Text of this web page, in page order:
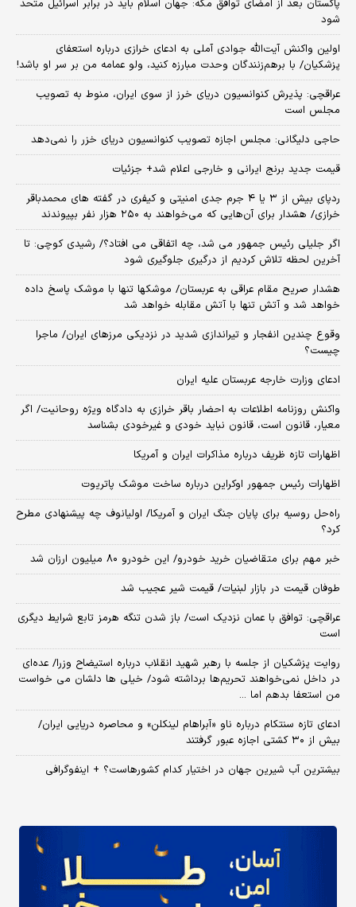
پاکستان بعد از امضای توافق مکه: جهان اسلام باید در برابر اسرائیل متحد
شود
اولین واکنش آیت‌الله جوادی آملی به ادعای خرازی درباره استعفای
پزشکیان/ با برهم‌زنندگان وحدت مبارزه کنید، ولو عمامه من بر سر او باشد!
عراقچی: پذیرش کنوانسیون دریای خرز از سوی ایران، منوط به تصویب
مجلس است
حاجی دلیگانی: مجلس اجازه تصویب کنوانسیون دریای خزر را نمی‌دهد
قیمت جدید برنج ایرانی و خارجی اعلام شد+ جزئیات
ردپای بیش از ۳ یا ۴ جرم جدی امنیتی و کیفری در گفته های محمدباقر
خرازی/ هشدار برای آن‌هایی که می‌خواهند به ۲۵۰ هزار نفر بپیوندند
اگر جلیلی رئیس جمهور می شد، چه اتفاقی می افتاد؟/ رشیدی کوچی: تا
آخرین لحظه تلاش کردیم از درگیری جلوگیری شود
هشدار صریح مقام عراقی به عربستان/ موشکها تنها با موشک پاسخ داده
خواهد شد و آتش تنها با آتش مقابله خواهد شد
وقوع چندین انفجار و تیراندازی شدید در نزدیکی مرز‌های ایران/ ماجرا
چیست؟
ادعای وزارت خارجه عربستان علیه ایران
واکنش روزنامه اطلاعات به احضار باقر خرازی به دادگاه ویژه روحانیت/ اگر
معیار، قانون است، قانون نباید خودی و غیرخودی بشناسد
اظهارات تازه ظریف درباره مذاکرات ایران و آمریکا
اظهارات رئیس جمهور اوکراین درباره ساخت موشک پاتریوت
راه‌حل روسیه برای پایان جنگ ایران و آمریکا/ اولیانوف چه پیشنهادی مطرح
کرد؟
خبر مهم برای متقاضیان خرید خودرو/ این خودرو ۸۰ میلیون ارزان شد
طوفان قیمت در بازار لبنیات/ قیمت شیر عجیب شد
عراقچی: توافق با عمان نزدیک است/ باز شدن تنگه هرمز تابع شرایط دیگری
است
روایت پزشکیان از جلسه با رهبر شهید انقلاب درباره استیضاح وزرا/ عده‌ای
در داخل نمی‌خواهند تحریم‌ها برداشته شود/ خیلی ها دلشان می خواست
من استعفا بدهم اما ...
ادعای تازه سنتکام درباره ناو «آبراهام لینکلن» و محاصره دریایی ایران/
بیش از ۳۰ کشتی اجازه عبور گرفتند
بیشترین آب شیرین جهان در اختیار کدام کشورهاست؟ + اینفوگرافی